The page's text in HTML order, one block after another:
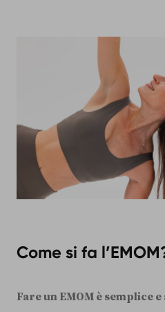
Come si fa
Fare un EMOM è semplice